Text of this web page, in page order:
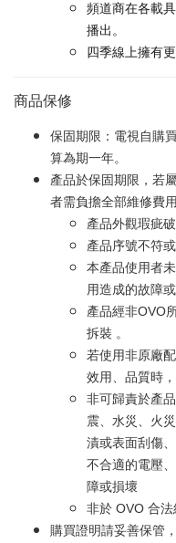
頻道商在各載
播出。
四季線上擁有
商品保修
保固期限：電視自購
算為期一年。
產品於保固期限，若
者需負擔全部維修費用
產品外觀瑕疵破
產品序號不符
本產品使用者
用造成的故障或
產品經非OVO
拆裝 。
若使用非原廠
效用、品質時
非可歸責於產
震、水災、火
漬或表面刮傷
不合適的電壓
障或損壞
非於 OVO 合法
購買證明請妥善保管